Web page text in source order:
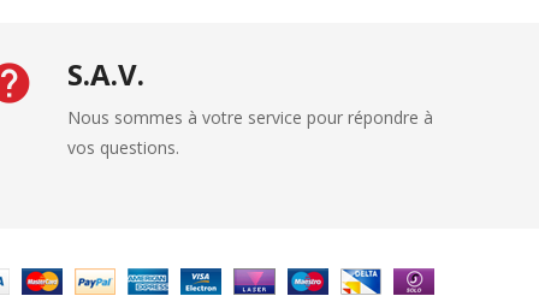
S.A.V.
Nous sommes à votre service pour répondre à
vos questions.